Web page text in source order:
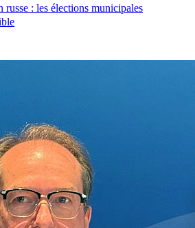
russe : les élections municipales